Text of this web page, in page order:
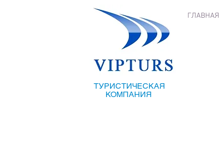
ТУРИСТИЧЕСКАЯ
КОМПАНИЯ
ГЛАВНАЯ